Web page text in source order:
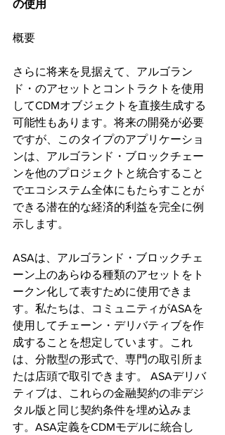
の使用
概要
さらに将来を見据えて、アルゴラン
ド・のアセットとコントラクトを使用
してCDMオブジェクトを直接生成する
可能性もあります。将来の開発が必要
ですが、このタイプのアプリケーショ
ンは、アルゴランド・ブロックチェー
ンを他のプロジェクトと統合すること
でエコシステム全体にもたらすことが
できる潜在的な経済的利益を完全に例
示します。
ASAは、アルゴランド・ブロックチェ
ーン上のあらゆる種類のアセットをト
ークン化して表すために使用できま
す。私たちは、コミュニティがASAを
使用してチェーン・デリバティブを作
成することを想定しています。これ
は、分散型の形式で、専門の取引所ま
たは店頭で取引できます。 ASAデリバ
ティブは、これらの金融契約の非デジ
タル版と同じ契約条件を埋め込みま
す。ASA定義をCDMモデルに統合し